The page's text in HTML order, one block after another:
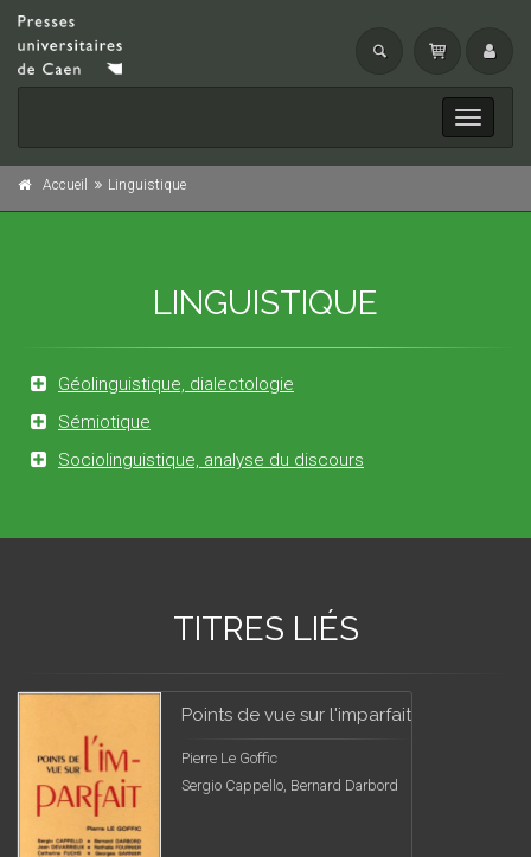
Toggle
Accueil Linguistique
LINGUISTIQUE
Géolinguistique, dialectologie
Sémiotique
Sociolinguistique, analyse du discours
TITRES LIÉS
Points de vue sur l'imparfait
Pierre Le Goffic
Sergio Cappello, Bernard Darbord